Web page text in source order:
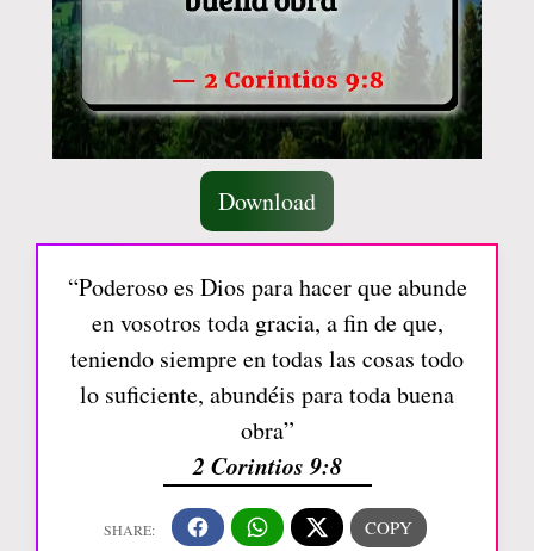
Download
“Poderoso es Dios para hacer que abunde
en vosotros toda gracia, a fin de que,
teniendo siempre en todas las cosas todo
lo suficiente, abundéis para toda buena
obra”
2 Corintios 9:8